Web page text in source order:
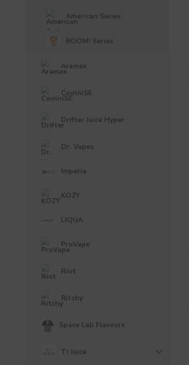
American Series
BOOM! Series
Aramax
CoolniSE
Drifter Juice Hyper
Dr. Vapes
Imperia
KOZY
LIQUA
ProVape
Riot
Ritchy
Space Lab Flavours
Ti Juice